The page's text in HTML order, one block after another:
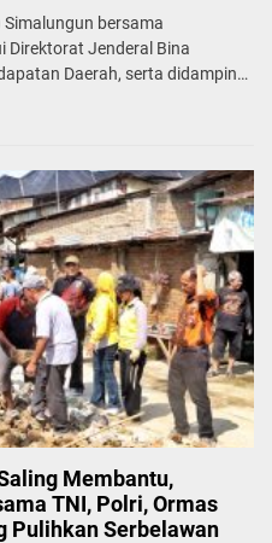
bersama
Direktorat Jenderal Bina
Daerah, serta didampingi
Membantu,
TNI, Polri, Ormas
Pulihkan Serbelawan